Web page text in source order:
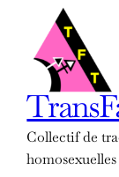
contenu
Collectif de
homosexuelles